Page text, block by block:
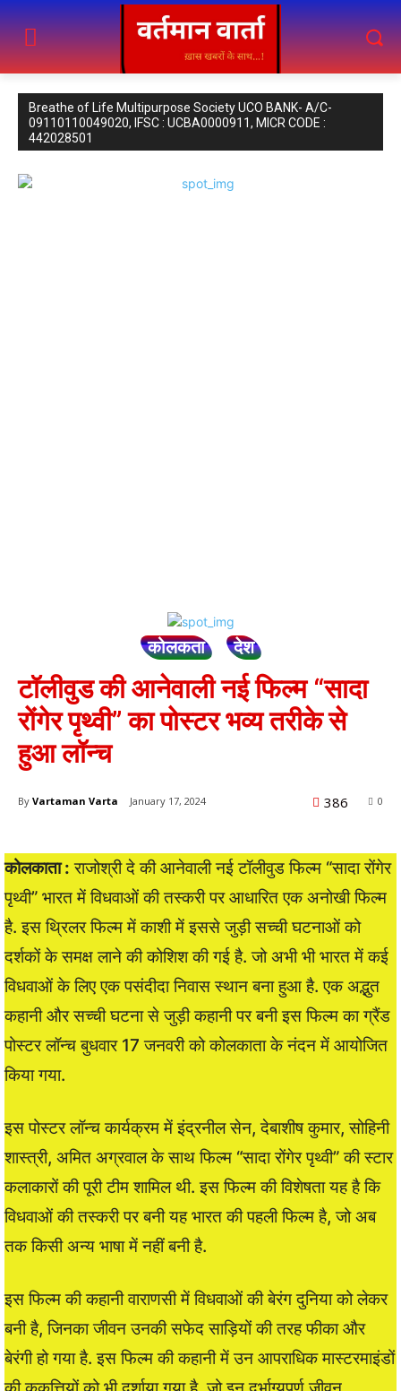
Breathe of Life Multipurpose Society UCO BANK- A/C-
09110110049020, IFSC : UCBA0000911, MICR CODE :
442028501
कोलकता देश
टॉलीवुड की आनेवाली नई फिल्म “सादा
रोंगेर पृथ्वी” का पोस्टर भव्य तरीके से
हुआ लॉन्च
By Vartaman Varta January 17, 2024 0
386
कोलकाता : राजोश्री दे की आनेवाली नई टॉलीवुड फिल्म “सादा रोंगेर
पृथ्वी” भारत में विधवाओं की तस्करी पर आधारित एक अनोखी फिल्म
है. इस थ्रिलर फिल्म में काशी में इससे जुड़ी सच्ची घटनाओं को
दर्शकों के समक्ष लाने की कोशिश की गई है. जो अभी भी भारत में कई
विधवाओं के लिए एक पसंदीदा निवास स्थान बना हुआ है. एक अद्भुत
कहानी और सच्ची घटना से जुड़ी कहानी पर बनी इस फिल्म का ग्रैंड
पोस्टर लॉन्च बुधवार 17 जनवरी को कोलकाता के नंदन में आयोजित
किया गया.
इस पोस्टर लॉन्च कार्यक्रम में इंद्रनील सेन, देबाशीष कुमार, सोहिनी
शास्त्री, अमित अग्रवाल के साथ फिल्म “सादा रोंगेर पृथ्वी” की स्टार
कलाकारों की पूरी टीम शामिल थी. इस फिल्म की विशेषता यह है कि
विधवाओं की तस्करी पर बनी यह भारत की पहली फिल्म है, जो अब
तक किसी अन्य भाषा में नहीं बनी है.
इस फिल्म की कहानी वाराणसी में विधवाओं की बेरंग दुनिया को लेकर
बनी है, जिनका जीवन उनकी सफेद साड़ियों की तरह फीका और
बेरंगी हो गया है. इस फिल्म की कहानी में उन आपराधिक मास्टरमाइंडों